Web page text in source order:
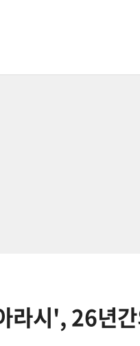
라시', 26년